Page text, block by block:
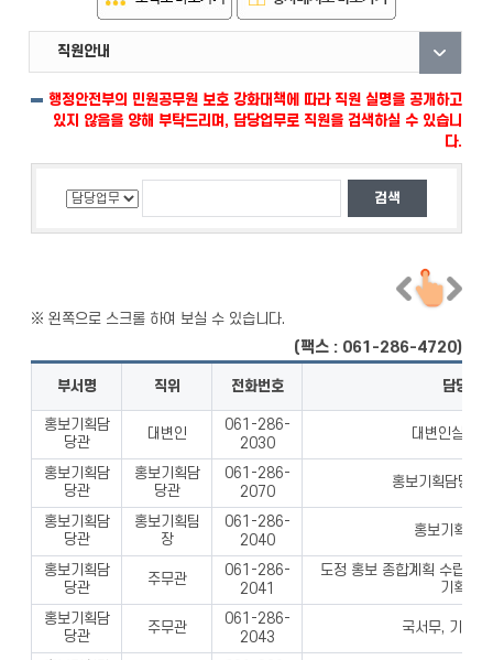
직원안내
부서안내
자료실
행정안전부의 민원공무원 보호 강화대책에 따라 직원 실명을 공개하고
있지 않음을 양해 부탁드리며, 담당업무로 직원을 검색하실 수 있습니
다.
(팩스 : 061-286-4720)
부서명 직위 전화번호 담당업
홍보기획담
당관
대변인
061-286-
2030
대변인실 업
홍보기획담
당관
홍보기획담
당관
061-286-
2070
홍보기획담당관
홍보기획담
당관
홍보기획팀
장
061-286-
2040
홍보기획업
홍보기획담
당관
주무관
061-286-
2041
도정 홍보 종합계획 수립·추
기획·조
홍보기획담
당관
주무관
061-286-
2043
국서무, 기획보